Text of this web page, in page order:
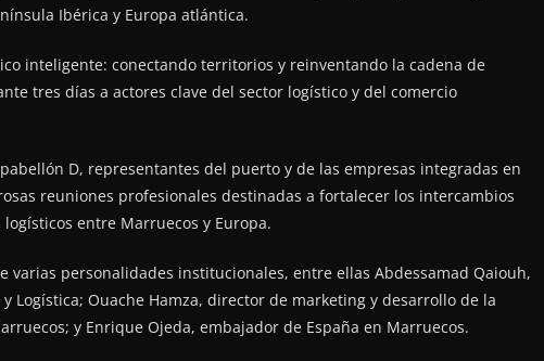
Ibérica y Europa atlántica.
inteligente: conectando territorios y reinventando la cadena de
tres días a actores clave del sector logístico y del comercio
D, representantes del puerto y de las empresas integradas en
reuniones profesionales destinadas a fortalecer los intercambios
entre Marruecos y Europa.
varias personalidades institucionales, entre ellas Abdessamad Qaiouh,
Logística; Ouache Hamza, director de marketing y desarrollo de la
y Enrique Ojeda, embajador de España en Marruecos.